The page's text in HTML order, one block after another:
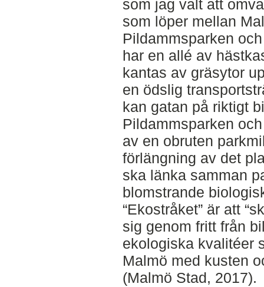
som jag valt att
som löper mellan
Pildammsparken
har en allé av
kantas av gräsytor
en ödslig
kan gatan på riktigt
Pildammsparken
av en obruten
förlängning av det
ska länka samman
blomstrande
“Ekostråket” är att
sig genom fritt från
ekologiska kvalitéer
Malmö med kusten
(Malmö Stad, 2017).